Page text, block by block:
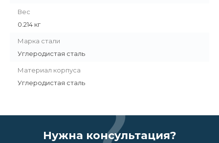
Вес
0.214 кг
Марка стали
Углеродистая сталь
Материал корпуса
Углеродистая сталь
Нужна консультация?